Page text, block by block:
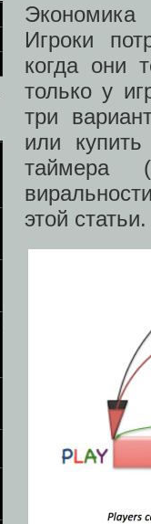
Игроки
когда они
только у
три
или
таймера
этой статьи.